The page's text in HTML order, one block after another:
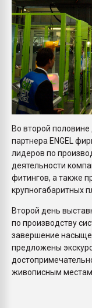
Во второй
партнера ENGEL
лидеров по
деятельности
фитингов, а также
крупногабаритных
Второй день
по производству
завершение
предложены
живописным местам